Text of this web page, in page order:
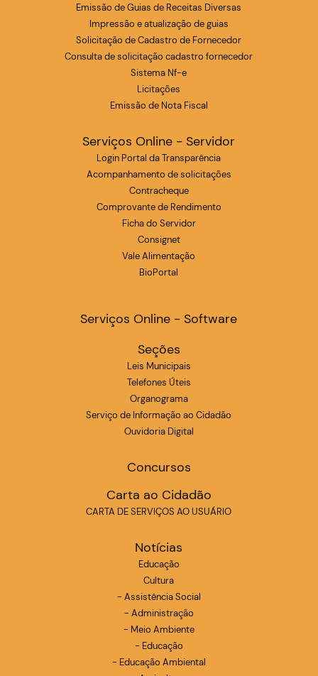
Emissão de Guias de Receitas Diversas
Impressão e atualização de guias
Solicitação de Cadastro de Fornecedor
Consulta de solicitação cadastro fornecedor
Sistema Nf-e
Licitações
Emissão de Nota Fiscal
Serviços Online - Servidor
Login Portal da Transparência
Acompanhamento de solicitações
Contracheque
Comprovante de Rendimento
Ficha do Servidor
Consignet
Vale Alimentação
BioPortal
Serviços Online - Software
Seções
Leis Municipais
Telefones Úteis
Organograma
Serviço de Informação ao Cidadão
Ouvidoria Digital
Concursos
Carta ao Cidadão
CARTA DE SERVIÇOS AO USUÁRIO
Notícias
Educação
Cultura
- Assistência Social
- Administração
- Meio Ambiente
- Educação
- Educação Ambiental